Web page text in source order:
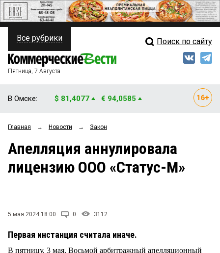
ПОЛИТИКА
ФИНАНСЫ
ОБЩЕСТВО
ЗАКОН
НОВОСТИ КОМПАНИЙ
Свежий выпуск
Рейтинги
Блоги
Все рубрики Поиск по сайту
Пятница, 7 Августа
В Омске: $ 81,4077 € 94,0585
Главная → Новости → Закон
Апелляция аннулировала
лицензию ООО «Статус-М»
5 мая 2024 18:00 0 3112
Первая инстанция считала иначе.
В пятницу, 3 мая, Восьмой арбитражный апелляционный